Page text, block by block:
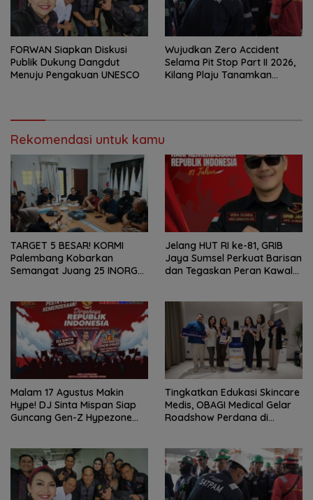
FORWAN Siapkan Diskusi
Publik Dukung Dangdut
Menuju Pengakuan UNESCO
Wujudkan Zero Accident
Selama Pit Stop Part II 2026,
Kilang Plaju Tanamkan
Rekomendasi untuk kamu
TARGET 5 BESAR! KORMI
Palembang Kobarkan
Semangat Juang 25 INORGA
Jelang HUT RI ke-81, GRIB
Jaya Sumsel Perkuat Barisan
dan Tegaskan Peran Kawal
Malam 17 Agustus Makin
Hype! DJ Sinta Mispan Siap
Guncang Gen-Z Hypezone
Tingkatkan Edukasi Skincare
Medis, OBAGI Medical Gelar
Roadshow Perdana di